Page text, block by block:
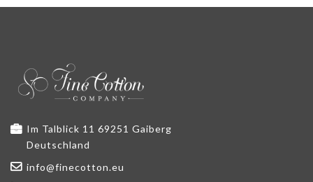
Im Talblick 11 69251 Gaiberg
Deutschland
info@finecotton.eu